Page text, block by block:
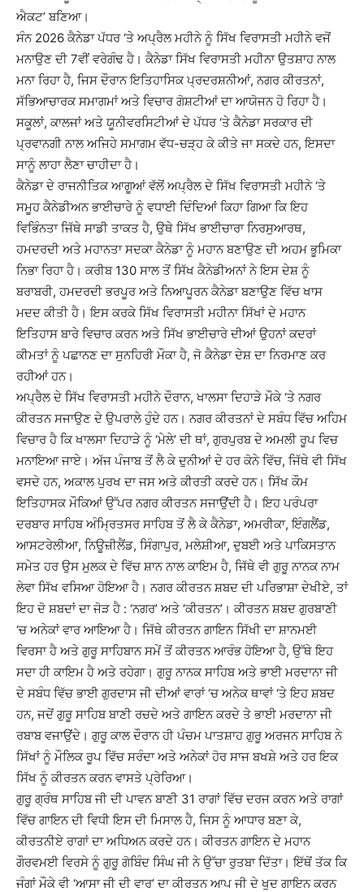
ਐਕਟ’ ਬਣਿਆ।
ਸੰਨ 2026 ਕੈਨੇਡਾ ਪੱਧਰ ‘ਤੇ ਅਪ੍ਰੈਲ ਮਹੀਨੇ ਨੂੰ ਸਿੱਖ ਵਿਰਾਸਤੀ ਮਹੀਨੇ ਵਜੋਂ
ਮਨਾਉਣ ਦੀ 7ਵੀਂ ਵਰੇਗੰਢ ਹੈ। ਕੈਨੇਡਾ ਸਿੱਖ ਵਿਰਾਸਤੀ ਮਹੀਨਾ ਉਤਸ਼ਾਹ ਨਾਲ
ਮਨਾ ਰਿਹਾ ਹੈ, ਜਿਸ ਦੌਰਾਨ ਇਤਿਹਾਸਿਕ ਪ੍ਰਦਰਸ਼ਨੀਆਂ, ਨਗਰ ਕੀਰਤਨਾਂ,
ਸੱਭਿਆਚਾਰਕ ਸਮਾਗਮਾਂ ਅਤੇ ਵਿਚਾਰ ਗੋਸ਼ਟੀਆਂ ਦਾ ਆਯੋਜਨ ਹੋ ਰਿਹਾ ਹੈ।
ਸਕੂਲਾਂ, ਕਾਲਜਾਂ ਅਤੇ ਯੂਨੀਵਰਸਿਟੀਆਂ ਦੇ ਪੱਧਰ ‘ਤੇ ਕੈਨੇਡਾ ਸਰਕਾਰ ਦੀ
ਪ੍ਰਵਾਨਗੀ ਨਾਲ ਅਜਿਹੇ ਸਮਾਗਮ ਵੱਧ-ਚੜ੍ਹ ਕੇ ਕੀਤੇ ਜਾ ਸਕਦੇ ਹਨ, ਇਸਦਾ
ਸਾਨੂੰ ਲਾਹਾ ਲੈਣਾ ਚਾਹੀਦਾ ਹੈ।
ਕੈਨੇਡਾ ਦੇ ਰਾਜਨੀਤਿਕ ਆਗੂਆਂ ਵੱਲੋਂ ਅਪ੍ਰੈਲ ਦੇ ਸਿੱਖ ਵਿਰਾਸਤੀ ਮਹੀਨੇ ‘ਤੇ
ਸਮੂਹ ਕੈਨੇਡੀਅਨ ਭਾਈਚਾਰੇ ਨੂੰ ਵਧਾਈ ਦਿੰਦਿਆਂ ਕਿਹਾ ਗਿਆ ਕਿ ਇਹ
ਵਿਭਿੰਨਤਾ ਜਿੱਥੇ ਸਾਡੀ ਤਾਕਤ ਹੈ, ਉਥੇ ਸਿੱਖ ਭਾਈਚਾਰਾ ਨਿਰਸੁਆਰਥ,
ਹਮਦਰਦੀ ਅਤੇ ਮਹਾਨਤਾ ਸਦਕਾ ਕੈਨੇਡਾ ਨੂੰ ਮਹਾਨ ਬਣਾਉਣ ਦੀ ਅਹਮ ਭੂਮਿਕਾ
ਨਿਭਾ ਰਿਹਾ ਹੈ। ਕਰੀਬ 130 ਸਾਲ ਤੋਂ ਸਿੱਖ ਕੈਨੇਡੀਅਨਾਂ ਨੇ ਇਸ ਦੇਸ਼ ਨੂੰ
ਬਰਾਬਰੀ, ਹਮਦਰਦੀ ਭਰਪੂਰ ਅਤੇ ਨਿਆਪੂਰਨ ਕੈਨੇਡਾ ਬਣਾਉਣ ਵਿੱਚ ਖਾਸ
ਮਦਦ ਕੀਤੀ ਹੈ। ਇਸ ਕਰਕੇ ਸਿੱਖ ਵਿਰਾਸਤੀ ਮਹੀਨਾ ਸਿੱਖਾਂ ਦੇ ਮਹਾਨ
ਇਤਿਹਾਸ ਬਾਰੇ ਵਿਚਾਰ ਕਰਨ ਅਤੇ ਸਿੱਖ ਭਾਈਚਾਰੇ ਦੀਆਂ ਉਹਨਾਂ ਕਦਰਾਂ
ਕੀਮਤਾਂ ਨੂੰ ਪਛਾਨਣ ਦਾ ਸੁਨਹਿਰੀ ਮੌਕਾ ਹੈ, ਜੋ ਕੈਨੇਡਾ ਦੇਸ਼ ਦਾ ਨਿਰਮਾਣ ਕਰ
ਰਹੀਆਂ ਹਨ।
ਅਪ੍ਰੈਲ ਦੇ ਸਿੱਖ ਵਿਰਾਸਤੀ ਮਹੀਨੇ ਦੌਰਾਨ, ਖਾਲਸਾ ਦਿਹਾੜੇ ਮੌਕੇ ‘ਤੇ ਨਗਰ
ਕੀਰਤਨ ਸਜਾਉਣ ਦੇ ਉਪਰਾਲੇ ਹੁੰਦੇ ਹਨ। ਨਗਰ ਕੀਰਤਨਾਂ ਦੇ ਸਬੰਧ ਵਿੱਚ ਅਹਿਮ
ਵਿਚਾਰ ਹੈ ਕਿ ਖਾਲਸਾ ਦਿਹਾੜੇ ਨੂੰ ‘ਮੇਲੇ’ ਦੀ ਥਾਂ, ਗੁਰਪੁਰਬ ਦੇ ਅਮਲੀ ਰੂਪ ਵਿਚ
ਮਨਾਇਆ ਜਾਏ। ਅੱਜ ਪੰਜਾਬ ਤੋਂ ਲੈ ਕੇ ਦੁਨੀਆਂ ਦੇ ਹਰ ਕੋਨੇ ਵਿੱਚ, ਜਿੱਥੇ ਵੀ ਸਿੱਖ
ਵਸਦੇ ਹਨ, ਅਕਾਲ ਪੁਰਖ ਦਾ ਜਸ ਅਤੇ ਕੀਰਤੀ ਕਰਦੇ ਹਨ। ਸਿੱਖ ਕੌਮ
ਇਤਿਹਾਸਕ ਮੌਕਿਆਂ ਉੱਪਰ ਨਗਰ ਕੀਰਤਨ ਸਜਾਉਂਦੀ ਹੈ। ਇਹ ਪਰੰਪਰਾ
ਦਰਬਾਰ ਸਾਹਿਬ ਅੰਮ੍ਰਿਤਸਰ ਸਾਹਿਬ ਤੋਂ ਲੈ ਕੇ ਕੈਨੇਡਾ, ਅਮਰੀਕਾ, ਇੰਗਲੈਂਡ,
ਆਸਟਰੇਲੀਆ, ਨਿਊਜ਼ੀਲੈਂਡ, ਸਿੰਗਾਪੁਰ, ਮਲੇਸ਼ੀਆ, ਦੁਬਈ ਅਤੇ ਪਾਕਿਸਤਾਨ
ਸਮੇਤ ਹਰ ਉਸ ਮੁਲਕ ਦੇ ਵਿੱਚ ਸ਼ਾਨ ਨਾਲ ਕਾਇਮ ਹੈ, ਜਿੱਥੇ ਵੀ ਗੁਰੂ ਨਾਨਕ ਨਾਮ
ਲੇਵਾ ਸਿੱਖ ਵਸਿਆ ਹੋਇਆ ਹੈ। ਨਗਰ ਕੀਰਤਨ ਸ਼ਬਦ ਦੀ ਪਰਿਭਾਸ਼ਾ ਦੇਖੀਏ, ਤਾਂ
ਇਹ ਦੋ ਸ਼ਬਦਾਂ ਦਾ ਜੋੜ ਹੈ : ‘ਨਗਰ’ ਅਤੇ ‘ਕੀਰਤਨ’। ਕੀਰਤਨ ਸ਼ਬਦ ਗੁਰਬਾਣੀ
‘ਚ ਅਨੇਕਾਂ ਵਾਰ ਆਇਆ ਹੈ। ਜਿੱਥੇ ਕੀਰਤਨ ਗਾਇਨ ਸਿੱਖੀ ਦਾ ਸ਼ਾਨਮਈ
ਵਿਰਸਾ ਹੈ ਅਤੇ ਗੁਰੂ ਸਾਹਿਬਾਨ ਸਮੇਂ ਤੋਂ ਕੀਰਤਨ ਆਰੰਭ ਹੋਇਆ ਹੈ, ਉੱਥੇ ਇਹ
ਸਦਾ ਹੀ ਕਾਇਮ ਹੈ ਅਤੇ ਰਹੇਗਾ। ਗੁਰੂ ਨਾਨਕ ਸਾਹਿਬ ਅਤੇ ਭਾਈ ਮਰਦਾਨਾ ਜੀ
ਦੇ ਸਬੰਧ ਵਿੱਚ ਭਾਈ ਗੁਰਦਾਸ ਜੀ ਦੀਆਂ ਵਾਰਾਂ ‘ਚ ਅਨੇਕ ਥਾਵਾਂ ‘ਤੇ ਇਹ ਸ਼ਬਦ
ਹਨ, ਜਦੋਂ ਗੁਰੂ ਸਾਹਿਬ ਬਾਣੀ ਰਚਦੇ ਅਤੇ ਗਾਇਨ ਕਰਦੇ ਤੇ ਭਾਈ ਮਰਦਾਨਾ ਜੀ
ਰਬਾਬ ਵਜਾਉਂਦੇ। ਗੁਰੂ ਕਾਲ ਦੌਰਾਨ ਹੀ ਪੰਚਮ ਪਾਤਸ਼ਾਹ ਗੁਰੂ ਅਰਜਨ ਸਾਹਿਬ ਨੇ
ਸਿੱਖਾਂ ਨੂੰ ਮੌਲਿਕ ਰੂਪ ਵਿੱਚ ਸਰੰਦਾ ਅਤੇ ਅਨੇਕਾਂ ਹੋਰ ਸਾਜ ਬਖਸ਼ੇ ਅਤੇ ਹਰ ਇਕ
ਸਿੱਖ ਨੂੰ ਕੀਰਤਨ ਕਰਨ ਵਾਸਤੇ ਪ੍ਰੇਰਿਆ।
ਗੁਰੂ ਗ੍ਰੰਥ ਸਾਹਿਬ ਜੀ ਦੀ ਪਾਵਨ ਬਾਣੀ 31 ਰਾਗਾਂ ਵਿੱਚ ਦਰਜ ਕਰਨ ਅਤੇ ਰਾਗਾਂ
ਵਿੱਚ ਗਾਇਨ ਦੀ ਵਿਧੀ ਇਸ ਦੀ ਮਿਸਾਲ ਹੈ, ਜਿਸ ਨੂੰ ਆਧਾਰ ਬਣਾ ਕੇ,
ਕੀਰਤਨੀਏ ਰਾਗਾਂ ਦਾ ਅਧਿਅਨ ਕਰਦੇ ਹਨ। ਕੀਰਤਨ ਗਾਇਨ ਦੇ ਮਹਾਨ
ਗੌਰਵਮਈ ਵਿਰਸੇ ਨੂੰ ਗੁਰੂ ਗੋਬਿੰਦ ਸਿੰਘ ਜੀ ਨੇ ਉੱਚਾ ਰੁਤਬਾ ਦਿੱਤਾ। ਇੱਥੋਂ ਤੱਕ ਕਿ
ਜੰਗਾਂ ਮੌਕੇ ਵੀ ‘ਆਸਾ ਜੀ ਦੀ ਵਾਰ’ ਦਾ ਕੀਰਤਨ ਆਪ ਜੀ ਦੇ ਖੁਦ ਗਾਇਨ ਕਰਨ